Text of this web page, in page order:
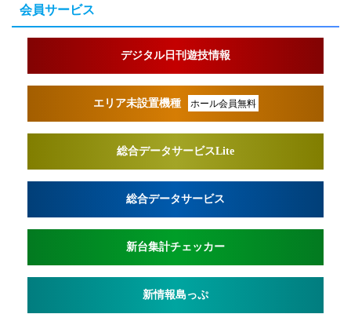
会員サービス
デジタル日刊遊技情報
エリア未設置機種 ホール会員無料
総合データサービスLite
総合データサービス
新台集計チェッカー
新情報島っぷ